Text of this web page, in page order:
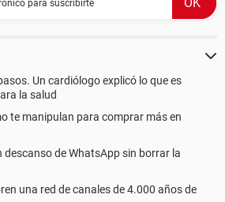
Un cardiólogo explicó lo que es
la salud
te manipulan para comprar más en
descanso de WhatsApp sin borrar la
una red de canales de 4.000 años de